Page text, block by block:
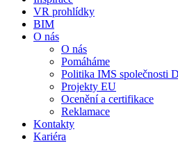
VR prohlídky
BIM
O nás
O nás
Pomáháme
Politika IMS společnosti
Projekty EU
Ocenění a certifikace
Reklamace
Kontakty
Kariéra